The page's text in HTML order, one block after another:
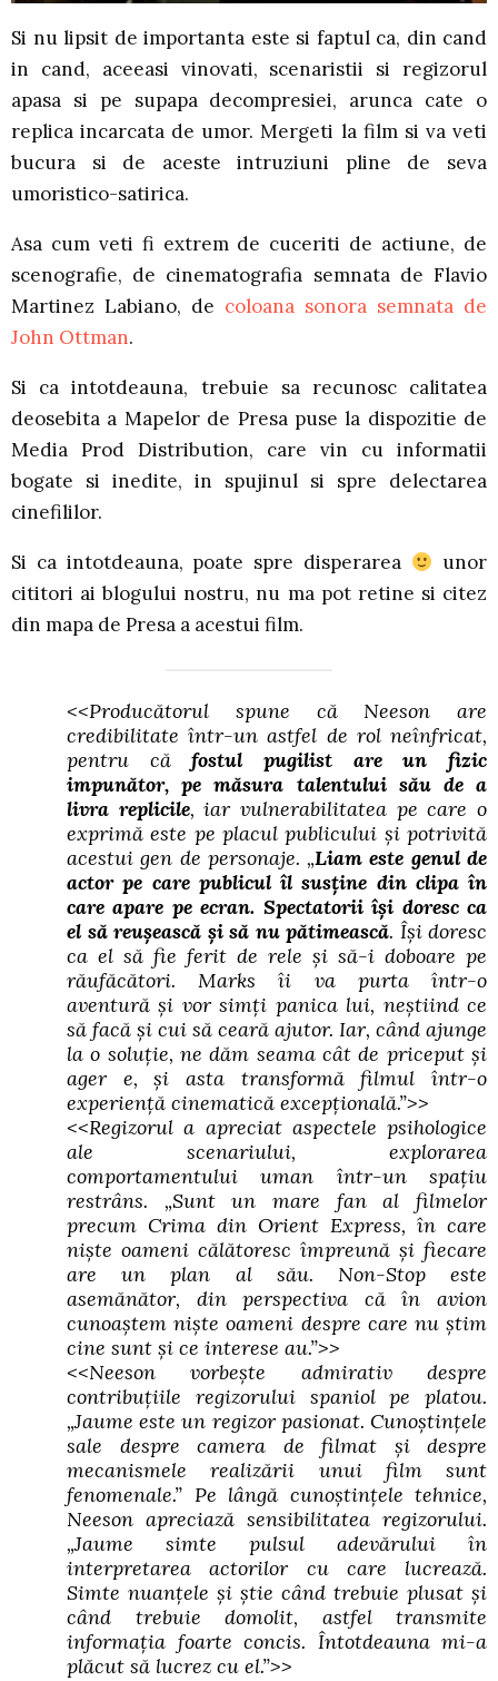
Si nu lipsit de importanta este si faptul ca, din cand
in cand, aceeasi vinovati, scenaristii si regizorul
apasa si pe supapa decompresiei, arunca cate o
replica incarcata de umor. Mergeti la film si va veti
bucura si de aceste intruziuni pline de seva
umoristico-satirica.
Asa cum veti fi extrem de cuceriti de actiune, de
scenografie, de cinematografia semnata de Flavio
Martinez Labiano, de coloana sonora semnata de
John Ottman.
Si ca intotdeauna, trebuie sa recunosc calitatea
deosebita a Mapelor de Presa puse la dispozitie de
Media Prod Distribution, care vin cu informatii
bogate si inedite, in spujinul si spre delectarea
cinefililor.
Si ca intotdeauna, poate spre disperarea
unor
cititori ai blogului nostru, nu ma pot retine si citez
din mapa de Presa a acestui film.
<<Producătorul spune că Neeson are
credibilitate într-un astfel de rol neînfricat,
pentru căfostul pugilist are un fizic
impunător, pe măsura talentului său de a
livra replicile, iar vulnerabilitatea pe care o
exprimă este pe placul publicului şi potrivită
acestui gen de personaje. „Liam este genul de
actor pe care publicul îl susţine din clipa în
care apare pe ecran. Spectatorii îşi doresc ca
el să reuşească şi să nu pătimească. Îşi doresc
ca el să fie ferit de rele şi să-i doboare pe
răufăcători. Marks îi va purta într-o
aventură şi vor simţi panica lui, neştiind ce
să facă şi cui să ceară ajutor. Iar, când ajunge
la o soluţie, ne dăm seama cât de priceput şi
ager e, şi asta transformă filmul într-o
experienţă cinematică excepţională.”>>
<<Regizorul a apreciat aspectele psihologice
ale scenariului, explorarea
comportamentului uman într-un spaţiu
restrâns. „Sunt un mare fan al filmelor
precum Crima din Orient Express, în care
nişte oameni călătoresc împreună şi fiecare
are un plan al său. Non-Stop este
asemănător, din perspectiva că în avion
cunoaştem nişte oameni despre care nu ştim
cine sunt şi ce interese au.”>>
<<Neeson vorbeşte admirativ despre
contribuţiile regizorului spaniol pe platou.
„Jaume este un regizor pasionat. Cunoştinţele
sale despre camera de filmat şi despre
mecanismele realizării unui film sunt
fenomenale.” Pe lângă cunoştinţele tehnice,
Neeson apreciază sensibilitatea regizorului.
„Jaume simte pulsul adevărului în
interpretarea actorilor cu care lucrează.
Simte nuanţele şi ştie când trebuie plusat şi
când trebuie domolit, astfel transmite
informaţia foarte concis. Întotdeauna mi-a
plăcut să lucrez cu el.”>>